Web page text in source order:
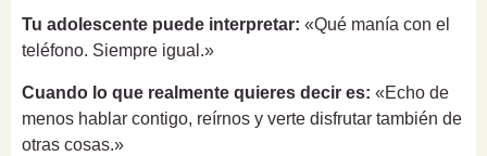
Tu adolescente puede interpretar: «Qué manía con el
teléfono. Siempre igual.»
Cuando lo que realmente quieres decir es: «Echo de
menos hablar contigo, reírnos y verte disfrutar también de
otras cosas.»